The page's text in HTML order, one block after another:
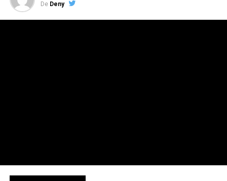
De Deny